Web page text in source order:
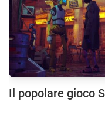
Il popolare gioco